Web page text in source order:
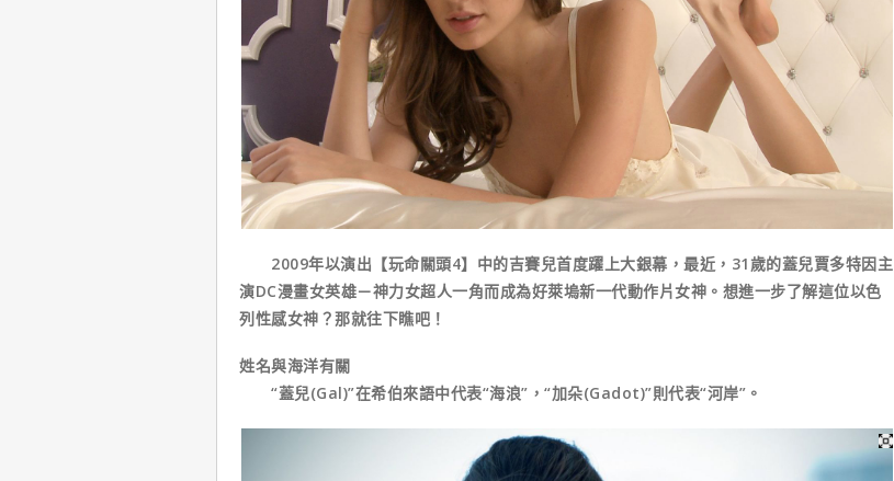
2009年以演出【玩命關頭4】中的吉賽兒首度躍上大銀幕，最近，31歲的蓋兒賈多特因主
演DC漫畫女英雄－神力女超人一角而成為好萊塢新一代動作片女神。想進一步了解這位以色
列性感女神？那就往下瞧吧！
姓名與海洋有關
“蓋兒(Gal)”在希伯來語中代表“海浪”，“加朵(Gadot)”則代表“河岸”。